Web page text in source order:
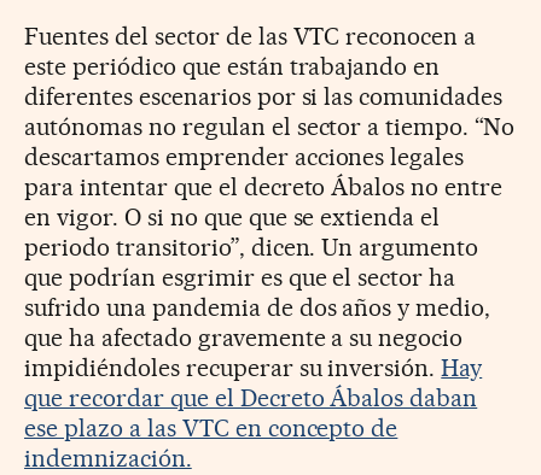
Fuentes del sector de las VTC reconocen a
este periódico que están trabajando en
diferentes escenarios por si las comunidades
autónomas no regulan el sector a tiempo. “No
descartamos emprender acciones legales
para intentar que el decreto Ábalos no entre
en vigor. O si no que que se extienda el
periodo transitorio”, dicen. Un argumento
que podrían esgrimir es que el sector ha
sufrido una pandemia de dos años y medio,
que ha afectado gravemente a su negocio
impidiéndoles recuperar su inversión.Hay
que recordar que el Decreto Ábalos daban
ese plazo a las VTC en concepto de
indemnización.